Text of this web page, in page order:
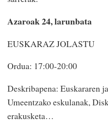
Azaroak 24, larunbata
EUSKARAZ JOLASTU
Ordua: 17:00-20:00
Deskribapena: Euskararen
Umeentzako eskulanak,
erakusketa…